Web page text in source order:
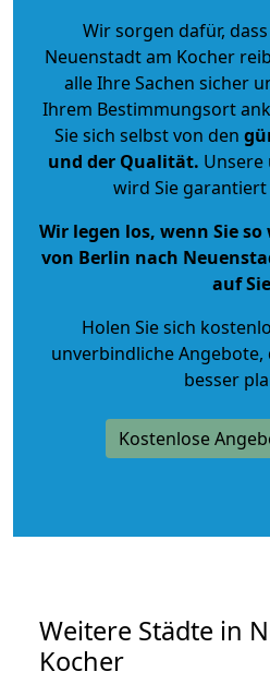
Wir sorgen dafür,
Neuenstadt am Kocher
alle Ihre Sachen sicher
Ihrem Bestimmungsort
Sie sich selbst von den
und der Qualität. Unsere
wird Sie
Wir legen los, wenn Sie
von Berlin nach
auf
Holen Sie sich
unverbindliche Angebote,
besser
Kostenlose
Weitere Städte in
Kocher